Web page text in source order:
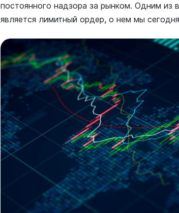
постоянного надзора за рынком. Одним из
является лимитный ордер, о нем мы